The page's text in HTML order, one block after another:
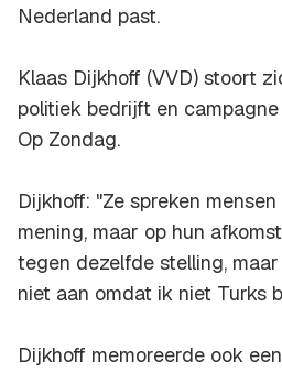
Nederland past.
Klaas Dijkhoff (VVD) stoort
politiek bedrijft en
Op Zondag.
Dijkhoff: "Ze spreken
mening, maar op hun
tegen dezelfde stelling,
niet aan omdat ik niet Turks
Dijkhoff memoreerde ook